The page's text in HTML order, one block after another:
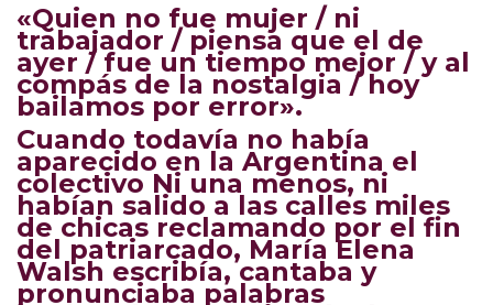
«Quien no fue mujer / ni
trabajador / piensa que el de
ayer / fue un tiempo mejor / y al
compás de la nostalgia / hoy
bailamos por error».
Cuando todavía no había
aparecido en la Argentina el
colectivo Ni una menos, ni
habían salido a las calles miles
de chicas reclamando por el fin
del patriarcado, María Elena
Walsh escribía, cantaba y
pronunciaba palabras